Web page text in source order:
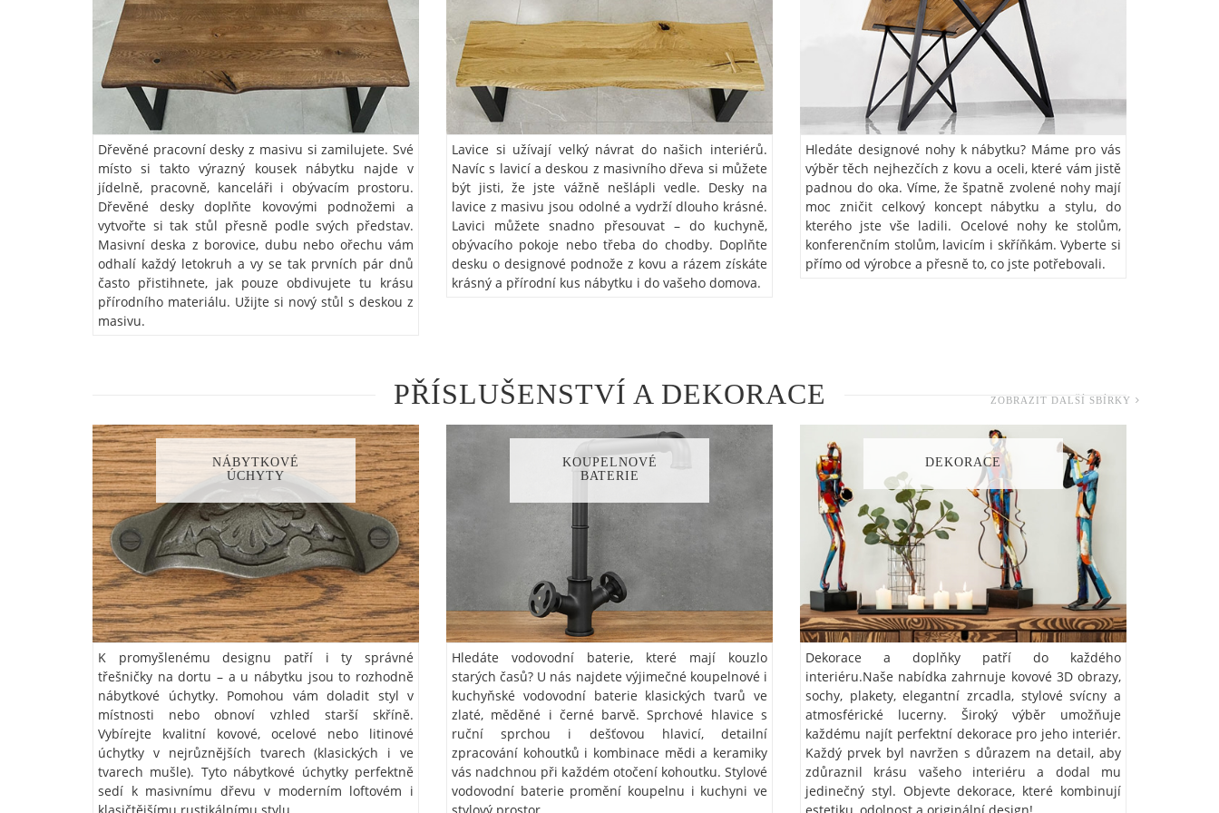
Dřevěné pracovní desky z masivu si zamilujete. Své
místo si takto výrazný kousek nábytku najde v
jídelně, pracovně, kanceláři i obývacím prostoru.
Dřevěné desky doplňte kovovými podnožemi a
vytvořte si tak stůl přesně podle svých představ.
Masivní deska z borovice, dubu nebo ořechu vám
odhalí každý letokruh a vy se tak prvních pár dnů
často přistihnete, jak pouze obdivujete tu krásu
přírodního materiálu. Užijte si nový stůl s deskou z
masivu.
Lavice si užívají velký návrat do našich interiérů.
Navíc s lavicí a deskou z masivního dřeva si můžete
být jisti, že jste vážně nešlápli vedle. Desky na
lavice z masivu jsou odolné a vydrží dlouho krásné.
Lavici můžete snadno přesouvat – do kuchyně,
obývacího pokoje nebo třeba do chodby. Doplňte
desku o designové podnože z kovu a rázem získáte
krásný a přírodní kus nábytku i do vašeho domova.
Hledáte designové nohy k nábytku? Máme pro vás
výběr těch nejhezčích z kovu a oceli, které vám jistě
padnou do oka. Víme, že špatně zvolené nohy mají
moc zničit celkový koncept nábytku a stylu, do
kterého jste vše ladili. Ocelové nohy ke stolům,
konferenčním stolům, lavicím i skříňkám. Vyberte si
přímo od výrobce a přesně to, co jste potřebovali.
PŘÍSLUŠENSTVÍ A DEKORACE ZOBRAZIT DALŠÍ SBÍRKY
NÁBYTKOVÉ
ÚCHYTY
K promyšlenému designu patří i ty správné
třešničky na dortu – a u nábytku jsou to rozhodně
nábytkové úchytky. Pomohou vám doladit styl v
místnosti nebo obnoví vzhled starší skříně.
Vybírejte kvalitní kovové, ocelové nebo litinové
úchytky v nejrůznějších tvarech (klasických i ve
tvarech mušle). Tyto nábytkové úchytky perfektně
sedí k masivnímu dřevu v moderním loftovém i
KOUPELNOVÉ
BATERIE
Hledáte vodovodní baterie, které mají kouzlo
starých časů? U nás najdete výjimečné koupelnové i
kuchyňské vodovodní baterie klasických tvarů ve
zlaté, měděné i černé barvě. Sprchové hlavice s
ruční sprchou i dešťovou hlavicí, detailní
zpracování kohoutků i kombinace mědi a keramiky
vás nadchnou při každém otočení kohoutku. Stylové
vodovodní baterie promění koupelnu i kuchyni ve
DEKORACE
Dekorace a doplňky patří do každého
interiéru.Naše nabídka zahrnuje kovové 3D obrazy,
sochy, plakety, elegantní zrcadla, stylové svícny a
atmosférické lucerny. Široký výběr umožňuje
každému najít perfektní dekorace pro jeho interiér.
Každý prvek byl navržen s důrazem na detail, aby
zdůraznil krásu vašeho interiéru a dodal mu
jedinečný styl. Objevte dekorace, které kombinují